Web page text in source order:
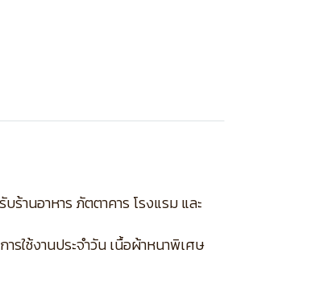
านอาหาร ภัตตาคาร โรงแรม และ
ใช้งานประจำวัน เนื้อผ้าหนาพิเศษ